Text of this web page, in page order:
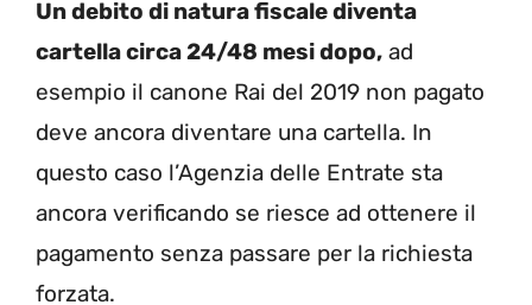
Un debito di natura fiscale diventa
cartella circa 24/48 mesi dopo, ad
esempio il canone Rai del 2019 non pagato
deve ancora diventare una cartella. In
questo caso l’Agenzia delle Entrate sta
ancora verificando se riesce ad ottenere il
pagamento senza passare per la richiesta
forzata.